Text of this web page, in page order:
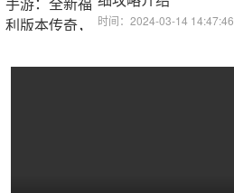
时间：2024-03-14 14:47:46